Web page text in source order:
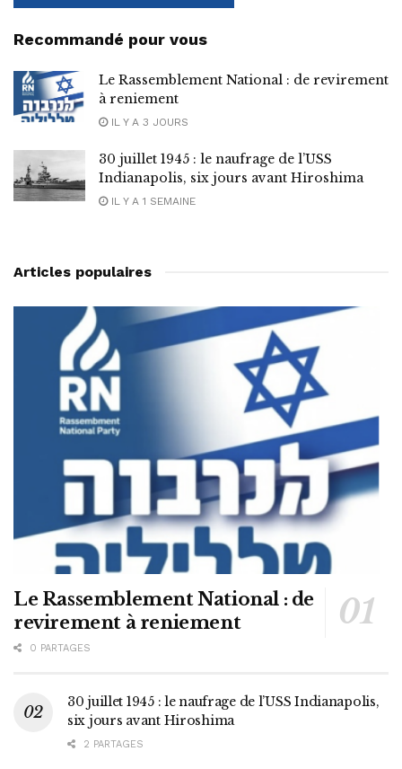
Recommandé pour vous
Le Rassemblement National : de revirement
à reniement
IL Y A 3 JOURS
30 juillet 1945 : le naufrage de l’USS
Indianapolis, six jours avant Hiroshima
IL Y A 1 SEMAINE
Articles populaires
Le Rassemblement National : de
revirement à reniement
0 PARTAGES
30 juillet 1945 : le naufrage de l’USS Indianapolis,
six jours avant Hiroshima
2 PARTAGES